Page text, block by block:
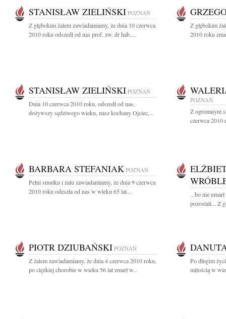
STANISŁAW ZIELIŃSKI POZNAŃ
Z głębokim żalem zawiadamiamy, że dnia 10 czerwca
2010 roku odszedł od nas prof. zw. dr hab....
Z głębokim
2010 roku
STANISŁAW ZIELIŃSKI POZNAŃ
Dnia 10 czerwca 2010 roku, odszedł od nas,
dożywszy sędziwego wieku, nasz kochany Ojciec,...
POZNAŃ
Z ogromnym
czerwca 2010
BARBARA STEFANIAK POZNAŃ
Pełni smutku i żalu zawiadamiamy, że dnia 9 czerwca
2010 roku odeszła od nas w wieku 65 lat...
...bo nie
pozostali... Z
PIOTR DZIUBAŃSKI POZNAŃ
Z żalem zawiadamiamy, że dnia 4 czerwca 2010 roku,
po ciężkiej chorobie w wieku 56 lat zmarł w...
Po długim
miłością w